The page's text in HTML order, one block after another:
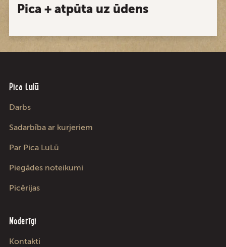
Pica + atpūta uz ūdens
Pica Lulū
Darbs
Sadarbība ar kurjeriem
Par Pica LuLū
Piegādes noteikumi
Picērijas
Noderīgi
Kontakti